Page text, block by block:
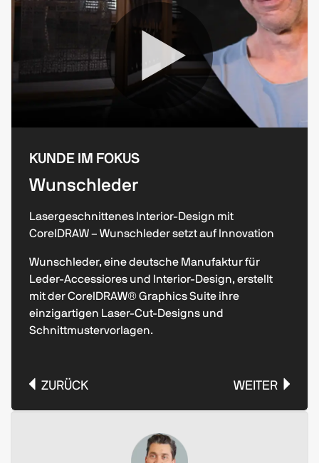
KUNDE IM FOKUS
Wunschleder
Lasergeschnittenes Interior-Design mit
CorelDRAW – Wunschleder setzt auf Innovation
Wunschleder, eine deutsche Manufaktur für
Leder-Accessiores und Interior-Design, erstellt
mit der CorelDRAW®️ Graphics Suite ihre
einzigartigen Laser-Cut-Designs und
Schnittmustervorlagen.
ZURÜCK WEITER